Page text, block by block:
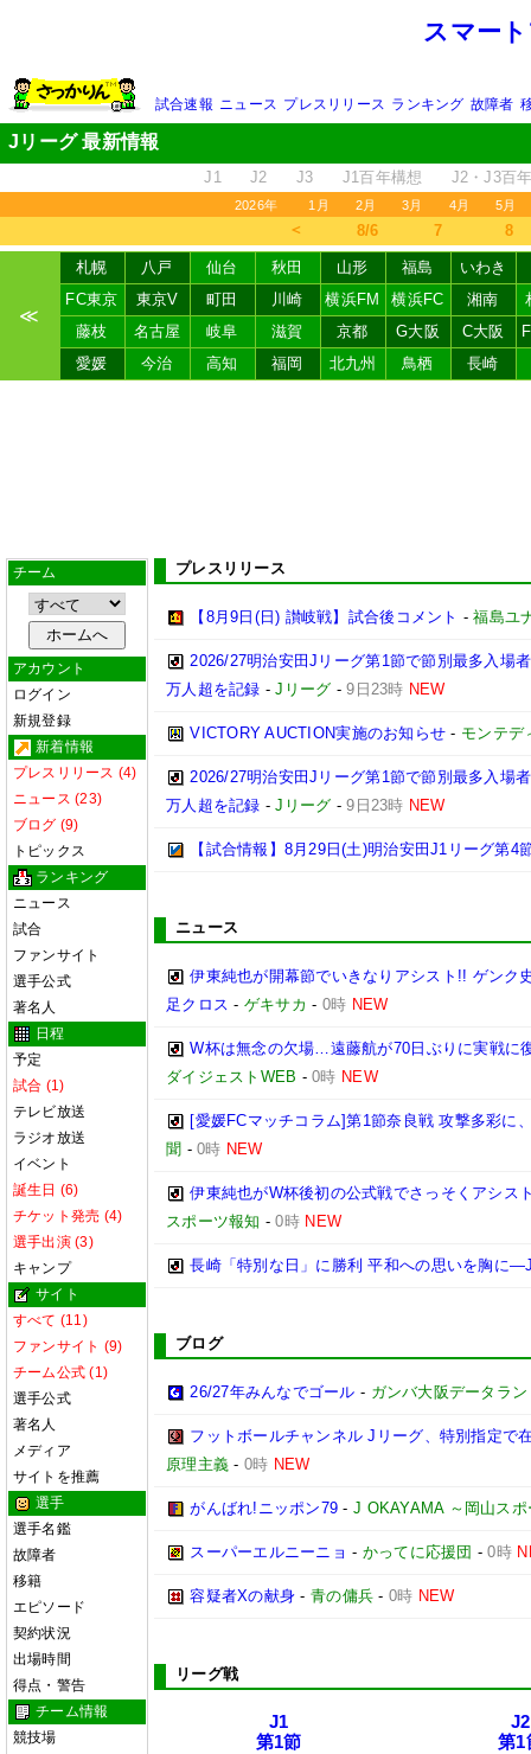
スマー
試合速報 ニュース プレスリリース ランキング 故障者
Jリーグ 最新情報
J1 J2 J3 J1百年構想 J2・J3百
2026年 1月 2月 3月 4月 5月
＜ 8/6 7 8
≪
札幌 八戸 仙台 秋田 山形 福島
いわき
FC東京
東京V 町田 川崎 横浜FM 横浜FC 湘南
藤枝
名古屋 岐阜 滋賀 京都 G大阪 C大阪
愛媛
今治 高知 福岡 北九州 鳥栖 長崎
チーム
アカウント
ログイン
新規登録
新着情報
プレスリリース (4)
ニュース (23)
ブログ (9)
トピックス
ランキング
ニュース
試合
ファンサイト
選手公式
著名人
日程
予定
試合 (1)
テレビ放送
ラジオ放送
イベント
誕生日 (6)
チケット発売 (4)
選手出演 (3)
キャンプ
サイト
すべて (11)
ファンサイト (9)
チーム公式 (1)
選手公式
著名人
メディア
サイトを推薦
選手
選手名鑑
故障者
移籍
エピソード
契約状況
出場時間
得点・警告
チーム情報
競技場
プレスリリース
【8月9日(日) 讃岐戦】試合後コメント -福島ユ
2026/27明治安田Jリーグ第1節で節別最多入場
万人超を記録 -Jリーグ -9日23時 NEW
VICTORY AUCTION実施のお知らせ - モンテデ
2026/27明治安田Jリーグ第1節で節別最多入場
万人超を記録 -Jリーグ -9日23時 NEW
【試合情報】8月29日(土)明治安田J1リーグ第4
ニュース
伊東純也が開幕節でいきなりアシスト!! ゲンク
足クロス - ゲキサカ - 0時 NEW
W杯は無念の欠場…遠藤航が70日ぶりに実戦に
ダイジェストWEB -0時 NEW
[愛媛FCマッチコラム]第1節奈良戦 攻撃多彩に
聞 -0時 NEW
伊東純也がW杯後初の公式戦でさっそくアシス
スポーツ報知 -0時 NEW
長崎「特別な日」に勝利 平和への思いを胸に
ブログ
26/27年みんなでゴール - ガンバ大阪データラ
フットボールチャンネル Jリーグ、特別指定で
原理主義 - 0時 NEW
がんばれ!ニッポン79 -J OKAYAMA ～岡山ス
スーパーエルニーニョ - かってに応援団 -0時
容疑者Xの献身 - 青の傭兵 - 0時 NEW
リーグ戦
J1
第1節
J2
第1